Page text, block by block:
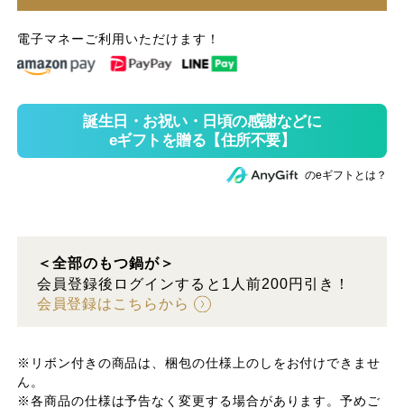
電子マネーご利用いただけます！
のeギフトとは？
＜全部のもつ鍋が＞
会員登録後ログインすると1人前200円引き！
会員登録はこちらから
※リボン付きの商品は、梱包の仕様上のしをお付けできませ
ん。
※各商品の仕様は予告なく変更する場合があります。予めご